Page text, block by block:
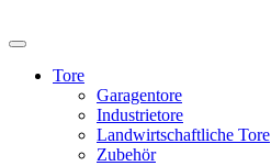
Tore
Garagentore
Industrietore
Landwirtschaftliche Tore
Zubehör